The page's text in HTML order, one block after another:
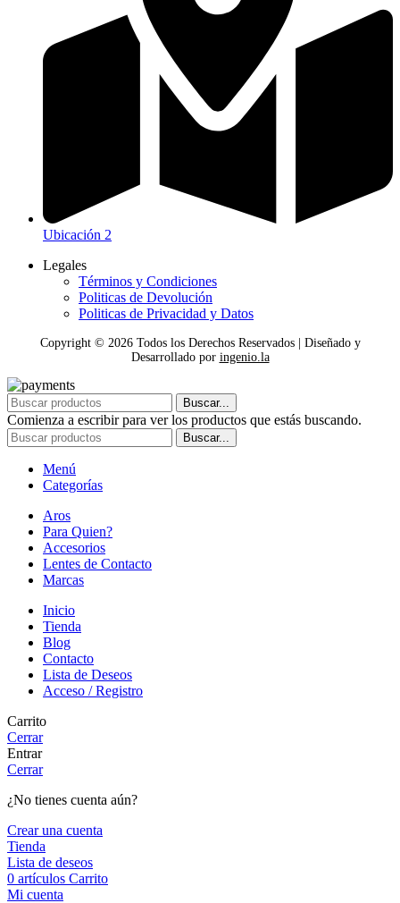
Ubicación 2
Legales
Términos y Condiciones
Politicas de Devolución
Politicas de Privacidad y Datos
Copyright © 2026Todos los Derechos Reservados | Diseñado y
Desarrollado por ingenio.la
Buscar...
Comienza a escribir para ver los productos que estás buscando.
Buscar...
Menú
Categorías
Aros
Para Quien?
Accesorios
Lentes de Contacto
Marcas
Inicio
Tienda
Blog
Contacto
Lista de Deseos
Acceso / Registro
Carrito
Cerrar
Entrar
Cerrar
¿No tienes cuenta aún?
Crear una cuenta
Tienda
Lista de deseos
0 artículos Carrito
Mi cuenta